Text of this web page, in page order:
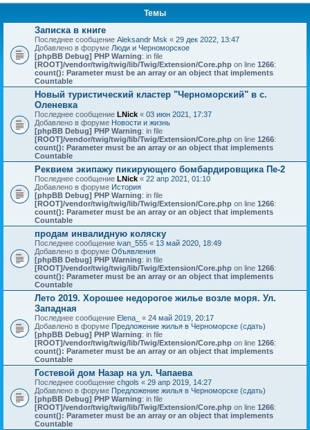
Темы
Записка в книге
Последнее сообщение Aleksandr Msk « 29 дек 2022, 13:47
Добавлено в форуме Люди и Черноморское
[phpBB Debug] PHP Warning: in file
[ROOT]/vendor/twig/twig/lib/Twig/Extension/Core.php on line 1266:
count(): Parameter must be an array or an object that implements
Countable
Новый туристический кластер "Черноморский" в с.
Оленевка
Последнее сообщение LNick « 03 июн 2021, 17:37
Добавлено в форуме Новости и жизнь
[phpBB Debug] PHP Warning: in file
[ROOT]/vendor/twig/twig/lib/Twig/Extension/Core.php on line 1266:
count(): Parameter must be an array or an object that implements
Countable
Реквием экипажу пикирующего бомбардировщика Пе-2
Последнее сообщение LNick « 22 апр 2021, 01:10
Добавлено в форуме История
[phpBB Debug] PHP Warning: in file
[ROOT]/vendor/twig/twig/lib/Twig/Extension/Core.php on line 1266:
count(): Parameter must be an array or an object that implements
Countable
продам инвалидную коляску
Последнее сообщение ivan_555 « 13 май 2020, 18:49
Добавлено в форуме Объявления
[phpBB Debug] PHP Warning: in file
[ROOT]/vendor/twig/twig/lib/Twig/Extension/Core.php on line 1266:
count(): Parameter must be an array or an object that implements
Countable
Лето 2019. Хорошее недорогое жилье возле моря. Ул.
Западная
Последнее сообщение Elena_ « 24 май 2019, 20:17
Добавлено в форуме Предложение жилья в Черноморске (сдать)
[phpBB Debug] PHP Warning: in file
[ROOT]/vendor/twig/twig/lib/Twig/Extension/Core.php on line 1266:
count(): Parameter must be an array or an object that implements
Countable
Гостевой дом Назар на ул. Чапаева
Последнее сообщение chgols « 29 апр 2019, 14:27
Добавлено в форуме Предложение жилья в Черноморске (сдать)
[phpBB Debug] PHP Warning: in file
[ROOT]/vendor/twig/twig/lib/Twig/Extension/Core.php on line 1266:
count(): Parameter must be an array or an object that implements
Countable